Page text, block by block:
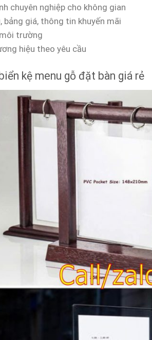
chuyên nghiệp cho không gian
bảng giá, thông tin khuyến mãi
trường
hiệu theo yêu cầu
kệ menu gỗ đặt bàn giá rẻ